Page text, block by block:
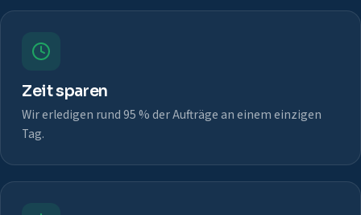
Zeit sparen
Wir erledigen rund 95 % der Aufträge an einem einzigen
Tag.